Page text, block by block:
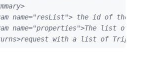
name="resList"> the id of the
name="properties">The list of the
with a list of Triples</